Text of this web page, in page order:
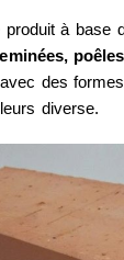
à base
des
diverse.